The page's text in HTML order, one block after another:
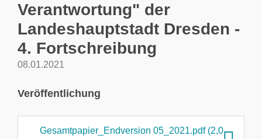
Verantwortung" der
Landeshauptstadt Dresden -
4. Fortschreibung
08.01.2021
Veröffentlichung
Gesamtpapier_Endversion 05_2021.pdf (2,0